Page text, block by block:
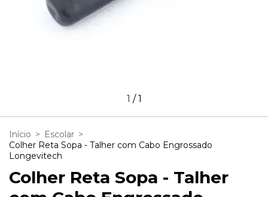
1 /1
Início > Escolar >
Colher Reta Sopa - Talher com Cabo Engrossado
Longevitech
Colher Reta Sopa - Talher